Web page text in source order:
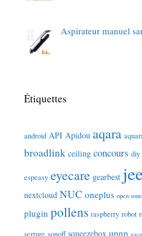
Aspirateur manuel
Étiquettes
android API Apidou aqara
broadlink ceiling concours diy
espeasy eyecare gearbest
nextcloud NUC oneplus open
plugin pollens raspberry robot
serrure sonoff squeezebox upnp